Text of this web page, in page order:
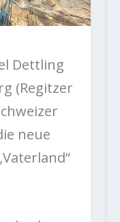
Dettling
(Regitzer
neue